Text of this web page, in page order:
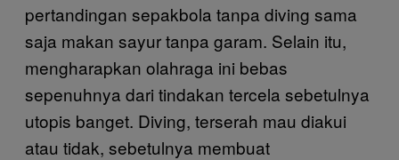
pertandingan sepakbola tanpa diving sama
saja makan sayur tanpa garam. Selain itu,
mengharapkan olahraga ini bebas
sepenuhnya dari tindakan tercela sebetulnya
utopis banget. Diving, terserah mau diakui
atau tidak, sebetulnya membuat